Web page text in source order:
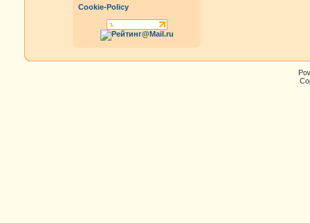
Cookie-Policy